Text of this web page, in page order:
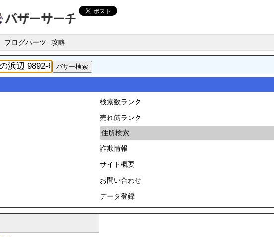
ブログパーツ 攻略
検索数ランク
売れ筋ランク
住所検索
詐欺情報
サイト概要
お問い合わせ
データ登録